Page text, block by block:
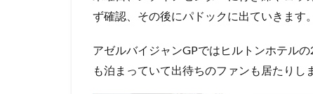
ず確認、その後にパドックに出ていきます。
アゼルバイジャンGPではヒルトンホテル
も泊まっていて出待ちのファンも居たりし